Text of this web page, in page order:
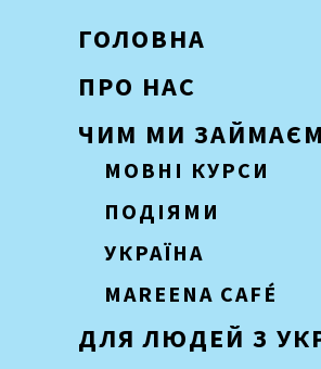
ГОЛОВНА
ПРО НАС
ЧИМ МИ
МОВНІ КУРСИ
ПОДІЯМИ
УКРАЇНА
MAREENA CAFÉ
ДЛЯ ЛЮДЕЙ З